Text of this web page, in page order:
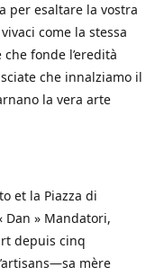
per esaltare la vostra
come la stessa
fonde l’eredità
che innalziamo il
la vera arte
et la Piazza di
Dan » Mandatori,
depuis cinq
mère